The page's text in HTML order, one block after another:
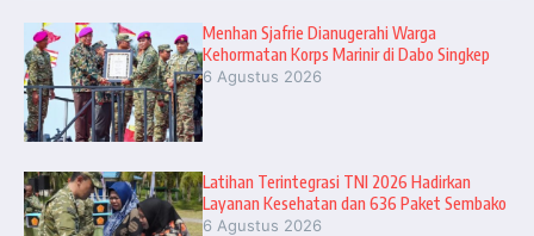
Menhan Sjafrie Dianugerahi Warga
Kehormatan Korps Marinir di Dabo Singkep
6 Agustus 2026
Latihan Terintegrasi TNI 2026 Hadirkan
Layanan Kesehatan dan 636 Paket Sembako
6 Agustus 2026